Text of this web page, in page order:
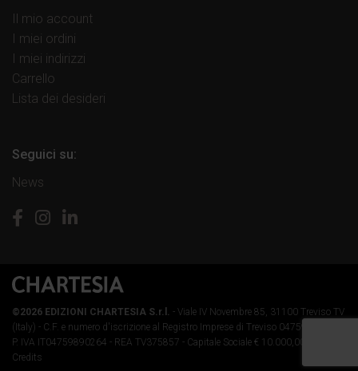
Il mio account
I miei ordini
I miei indirizzi
Carrello
Lista dei desideri
Seguici su:
News
©2026 EDIZIONI CHARTESIA S.r.l.
- Viale IV Novembre 85, 31100 Treviso TV
(Italy) - C.F. e numero d'iscrizione al Registro Imprese di Treviso 04759890264 -
P. IVA IT04759890264 - REA TV375857 - Capitale Sociale € 10.000,00 i.v.
Credits